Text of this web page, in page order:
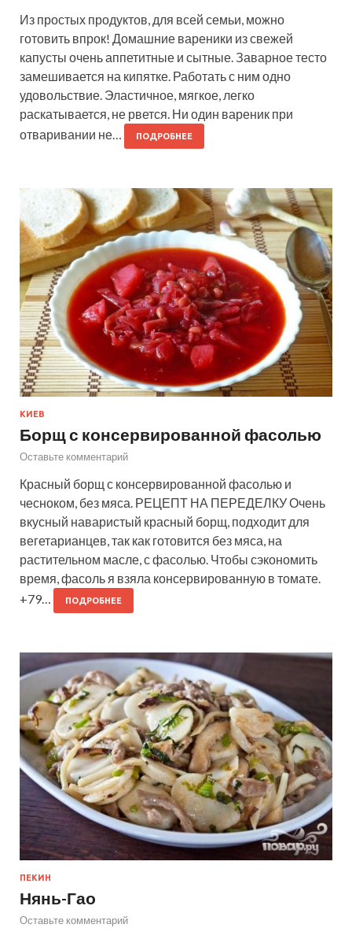
Из простых продуктов, для всей семьи, можно
готовить впрок! Домашние вареники из свежей
капусты очень аппетитные и сытные. Заварное тесто
замешивается на кипятке. Работать с ним одно
удовольствие. Эластичное, мягкое, легко
раскатывается, не рвется. Ни один вареник при
отваривании не…
ПОДРОБНЕЕ
КИЕВ
Борщ с консервированной фасолью
Оставьте комментарий
Красный борщ с консервированной фасолью и
чесноком, без мяса. РЕЦЕПТ НА ПЕРЕДЕЛКУ Очень
вкусный наваристый красный борщ, подходит для
вегетарианцев, так как готовится без мяса, на
растительном масле, с фасолью. Чтобы сэкономить
время, фасоль я взяла консервированную в томате.
+79…
ПОДРОБНЕЕ
ПЕКИН
Нянь-Гао
Оставьте комментарий